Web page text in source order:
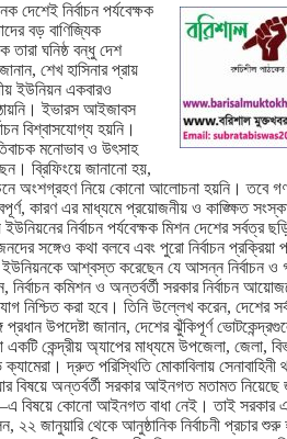
নির্বাচন পর্যবেক্ষক
বড় বাণিজ্যিক
তারা ঘনিষ্ঠ বন্ধু দেশ
শেখ হাসিনার প্রায়
ইউনিয়ন একবারও
ইভারস আইজাবস
বিশ্বাসযোগ্য হয়নি।
মনোভাব ও উৎসাহ
ব্রিফিংয়ে জানানো হয়,
অংশগ্রহণ নিয়ে কোনো আলোচনা হয়নি। তবে
কারণ এর মাধ্যমে প্রয়োজনীয় ও কাঙ্ক্ষিত
নির্বাচন পর্যবেক্ষক মিশন দেশের সর্বত্র
সঙ্গেও কথা বলবে এবং পুরো নির্বাচন প্রক্রিয়া
আশ্বস্ত করেছেন যে আসন্ন নির্বাচন ও
নির্বাচন কমিশন ও অন্তর্বর্তী সরকার নির্বাচন
নিশ্চিত করা হবে। তিনি উল্লেখ করেন, দেশের
প্রধান উপদেষ্টা জানান, দেশের ঝুঁকিপূর্ণ
একটি কেন্দ্রীয় অ্যাপের মাধ্যমে উপজেলা, জেলা,
ক্যামেরা। দ্রুত পরিস্থিতি মোকাবিলায় সেনাবাহিনী
বিষয়ে অন্তর্বর্তী সরকার আইনগত মতামত নিয়েছে
বিষয়ে কোনো আইনগত বাধা নেই। তাই সরকার
২২ জানুয়ারি থেকে আনুষ্ঠানিক নির্বাচনী প্রচার